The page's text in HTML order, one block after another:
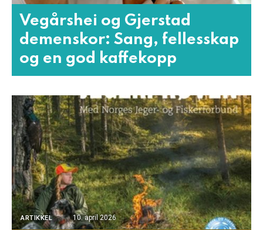
Vegårshei og Gjerstad
demenskor: Sang, fellesskap
og en god kaffekopp
ARTIKKEL 10. april 2026